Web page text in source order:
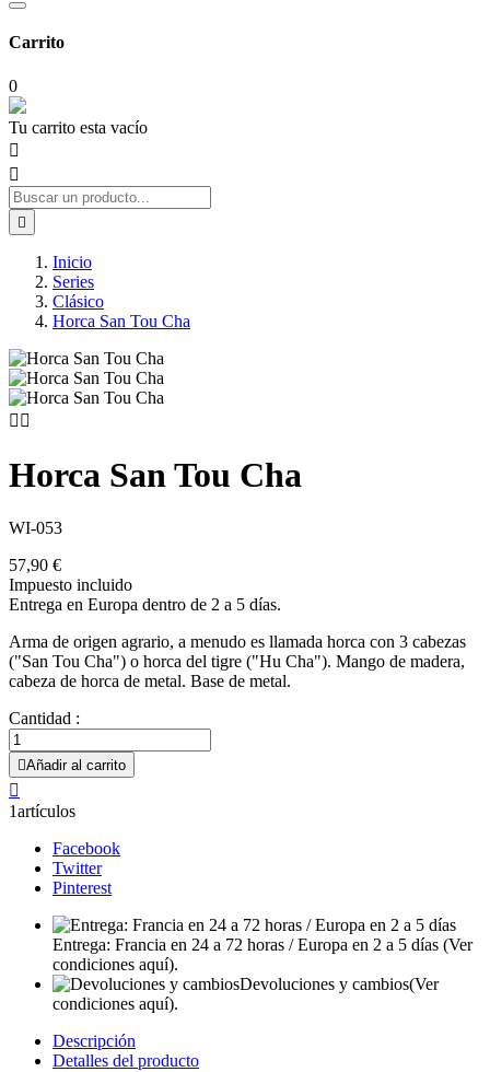
Carrito
0
Tu carrito esta vacío



Inicio
Series
Clásico
Horca San Tou Cha
 
Horca San Tou Cha
WI-053
57,90 €
Impuesto incluido
Entrega en Europa dentro de 2 a 5 días.
Arma de origen agrario, a menudo es llamada horca con 3 cabezas
("San Tou Cha") o horca del tigre ("Hu Cha"). Mango de madera,
cabeza de horca de metal. Base de metal.
Cantidad :
Añadir al carrito

1artículos
Facebook
Twitter
Pinterest
Entrega: Francia en 24 a 72 horas / Europa en 2 a 5 días (Ver
condiciones aquí).
Devoluciones y cambios(Ver
condiciones aquí).
Descripción
Detalles del producto